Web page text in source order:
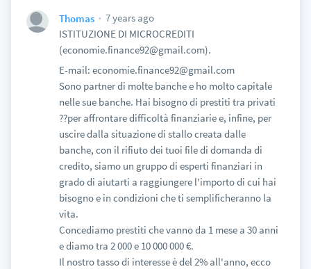
Thomas
7 years ago
ISTITUZIONE DI MICROCREDITI
(economie.finance92@gmail.com).
E-mail: economie.finance92@gmail.com
Sono partner di molte banche e ho molto capitale
nelle sue banche. Hai bisogno di prestiti tra privati
??per affrontare difficoltà finanziarie e, infine, per
uscire dalla situazione di stallo creata dalle
banche, con il rifiuto dei tuoi file di domanda di
credito, siamo un gruppo di esperti finanziari in
grado di aiutarti a raggiungere l'importo di cui hai
bisogno e in condizioni che ti semplificheranno la
vita.
Concediamo prestiti che vanno da 1 mese a 30 anni
e diamo tra 2 000 e 10 000 000 €.
Il nostro tasso di interesse è del 2% all'anno, ecco